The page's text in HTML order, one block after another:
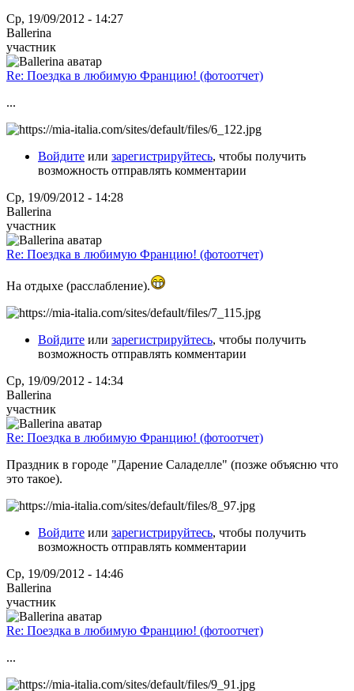
Ср, 19/09/2012 - 14:27
Ballerina
участник
Re: Поездка в любимую Францию! (фотоотчет)
...
Войдите или зарегистрируйтесь, чтобы получить
возможность отправлять комментарии
Ср, 19/09/2012 - 14:28
Ballerina
участник
Re: Поездка в любимую Францию! (фотоотчет)
На отдыхе (расслабление).
Войдите или зарегистрируйтесь, чтобы получить
возможность отправлять комментарии
Ср, 19/09/2012 - 14:34
Ballerina
участник
Re: Поездка в любимую Францию! (фотоотчет)
Праздник в городе "Дарение Саладелле" (позже объясню что
это такое).
Войдите или зарегистрируйтесь, чтобы получить
возможность отправлять комментарии
Ср, 19/09/2012 - 14:46
Ballerina
участник
Re: Поездка в любимую Францию! (фотоотчет)
...